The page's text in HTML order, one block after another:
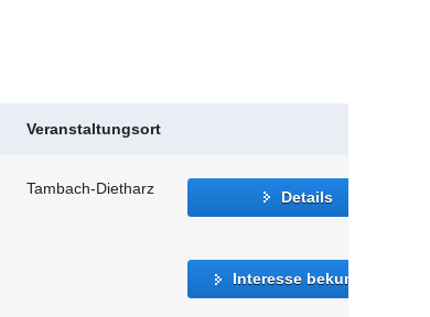
Veranstaltungsort
Tambach-Dietharz Details
Interesse bekunden